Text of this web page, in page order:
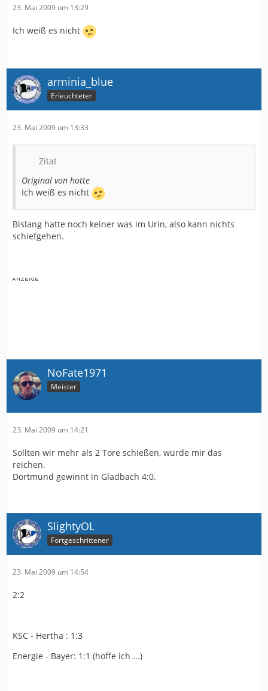
23. Mai 2009 um 13:29
Ich weiß es nicht
arminia_blue
Erleuchteter
23. Mai 2009 um 13:33
Zitat
Original von hotte
Ich weiß es nicht
Bislang hatte noch keiner was im Urin, also kann nichts
schiefgehen.
NoFate1971
Meister
23. Mai 2009 um 14:21
Sollten wir mehr als 2 Tore schießen, würde mir das
reichen.
Dortmund gewinnt in Gladbach 4:0.
SlightyOL
Fortgeschrittener
23. Mai 2009 um 14:54
2:2
KSC - Hertha : 1:3
Energie - Bayer: 1:1 (hoffe ich ...)